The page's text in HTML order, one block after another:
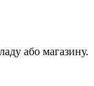
або магазину.